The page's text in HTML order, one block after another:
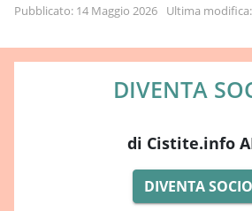
Pubblicato: 14 Maggio 2026
Ultima
DIVENTA
di Cistite.info
DIVENTA SOCIO